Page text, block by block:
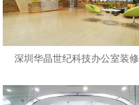
深圳华晶世纪科技办公室装修